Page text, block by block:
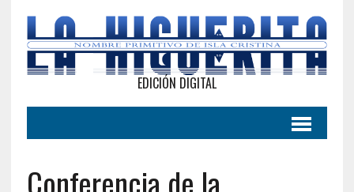
EDICIÓN DIGITAL
Conferencia de la